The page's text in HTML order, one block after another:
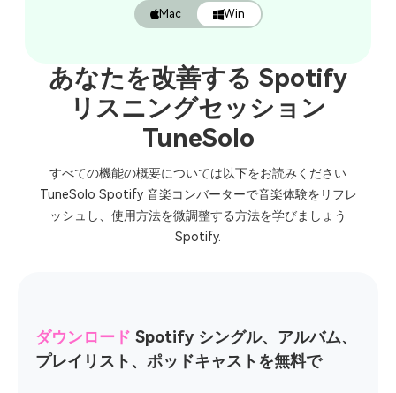
Mac Win
あなたを改善する Spotify
リスニングセッション
TuneSolo
すべての機能の概要については以下をお読みください
TuneSolo Spotify 音楽コンバーターで音楽体験をリフレ
ッシュし、使用方法を微調整する方法を学びましょう
Spotify.
ダウンロード Spotify シングル、アルバム、
プレイリスト、ポッドキャストを無料で